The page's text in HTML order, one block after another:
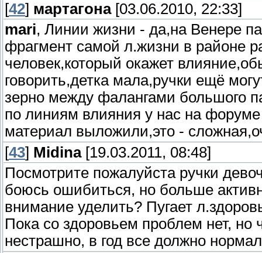
[42] мартагона[03.06.2010, 22:33]
mari, Линии жизни - да,на Венере
фрагмент самой л.жизни в районе
человек,который окажет
говорить,детка мала,ручки ещё
зерно между фалангами большого
по линиям влияния у нас на
материал выложили,это -
[43] Midina[19.03.2011, 08:48]
Посмотрите пожалуйста ручки
боюсь ошибиться, но больше
внимание уделить? Пугает
Пока со здоровьем проблем нет, но
нестрашно, в год все должно